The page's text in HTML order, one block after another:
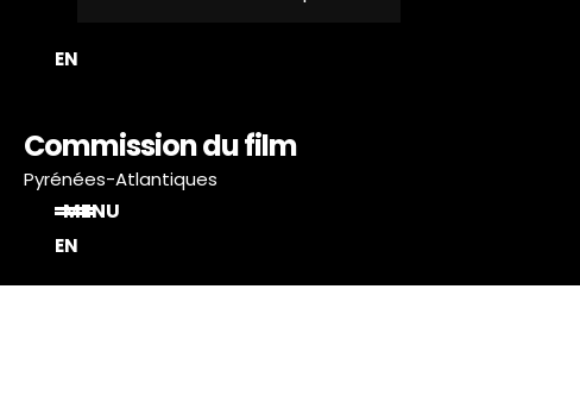
EN
Commission du film
Pyrénées-Atlantiques
MENU
EN